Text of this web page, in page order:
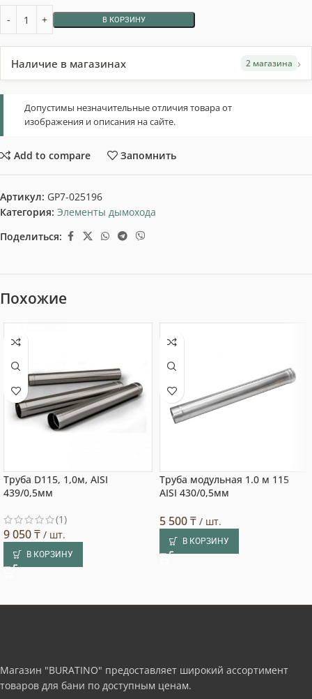
В КОРЗИНУ
Наличие в магазинах 2 магазина ›
Допустимы незначительные отличия товара от
изображения и описания на сайте.
Add to compare Запомнить
Артикул: GP7-025196
Категория: Элементы дымохода
Поделиться:
Похожие
Труба D115, 1,0м, AISI
439/0,5мм
(1)
9 050₸ / шт.
В КОРЗИНУ
Труба модульная 1.0 м 115
AISI 430/0,5мм
5 500₸ / шт.
В КОРЗИНУ
Магазин "BURATINO" предоставляет широкий ассортимент
товаров для бани по доступным ценам.